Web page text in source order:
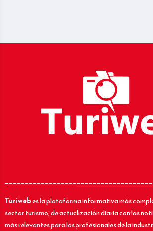
Turiwebes la plataforma informativa más
sector turismo, de actualización diaria con las
más relevantes para los profesionales de la